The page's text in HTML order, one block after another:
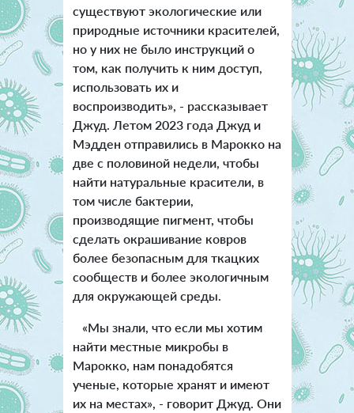
существуют экологические или
природные источники красителей,
но у них не было инструкций о
том, как получить к ним доступ,
использовать их и
воспроизводить», - рассказывает
Джуд. Летом 2023 года Джуд и
Мэдден отправились в Марокко на
две с половиной недели, чтобы
найти натуральные красители, в
том числе бактерии,
производящие пигмент, чтобы
сделать окрашивание ковров
более безопасным для ткацких
сообществ и более экологичным
для окружающей среды.
«Мы знали, что если мы хотим
найти местные микробы в
Марокко, нам понадобятся
ученые, которые хранят и имеют
их на местах», - говорит Джуд. Они